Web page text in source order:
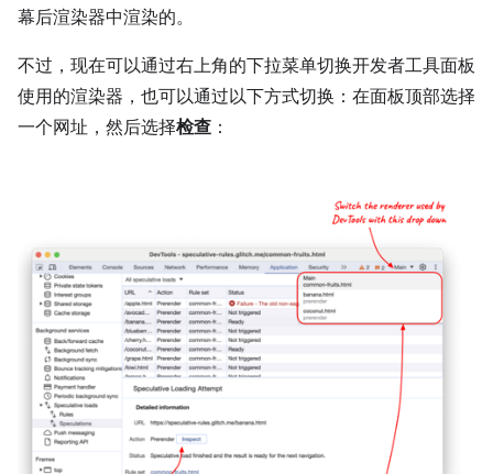
幕后渲染器中渲染的。
不过，现在可以通过右上角的下拉菜单切换开发者工具面板
使用的渲染器，也可以通过以下方式切换：在面板顶部选择
一个网址，然后选择检查 ：